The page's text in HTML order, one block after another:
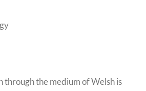
through the medium of Welsh is